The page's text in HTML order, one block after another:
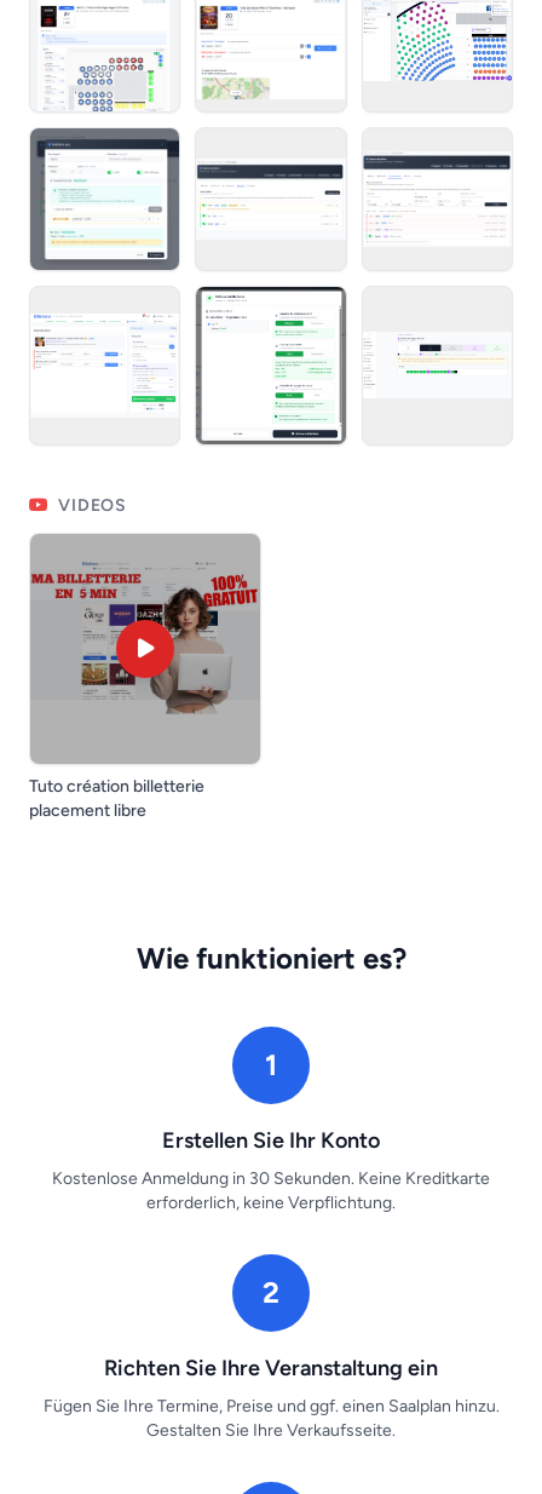
VIDEOS
Tuto création billetterie
placement libre
Wie funktioniert es?
1
Erstellen Sie Ihr Konto
Kostenlose Anmeldung in 30 Sekunden. Keine Kreditkarte
erforderlich, keine Verpflichtung.
2
Richten Sie Ihre Veranstaltung ein
Fügen Sie Ihre Termine, Preise und ggf. einen Saalplan hinzu.
Gestalten Sie Ihre Verkaufsseite.